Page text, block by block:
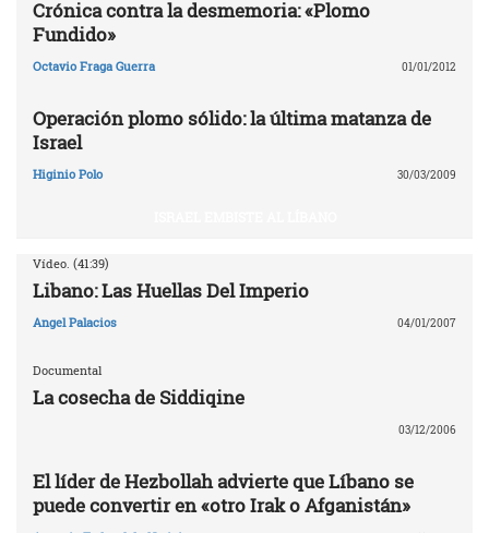
Crónica contra la desmemoria: «Plomo
Fundido»
Octavio Fraga Guerra 01/01/2012
Operación plomo sólido: la última matanza de
Israel
Higinio Polo 30/03/2009
Vídeo. (41:39)
Libano: Las Huellas Del Imperio
Angel Palacios 04/01/2007
Documental
La cosecha de Siddiqine
03/12/2006
El líder de Hezbollah advierte que Líbano se
puede convertir en «otro Irak o Afganistán»